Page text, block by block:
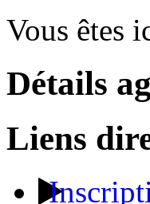
Vous êtes
Détails
Liens